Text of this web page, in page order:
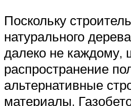
Поскольку
натурального
далеко не каждому,
распространение
альтернативные
материалы.